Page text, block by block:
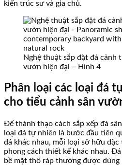
kiến trúc sư và gia chủ.
Nghệ thuật sắp đặt đá cảnh
vườn hiện đại – Hình 4
Phân loại các loại đá
cho tiểu cảnh sân
Để thành thạo cách sắp xếp đá
loại đá tự nhiên là bước đầu tiên
đá khác nhau, mỗi loại sở hữu
phong cách thiết kế khác nhau.
bề mặt thô ráp thường được dùng